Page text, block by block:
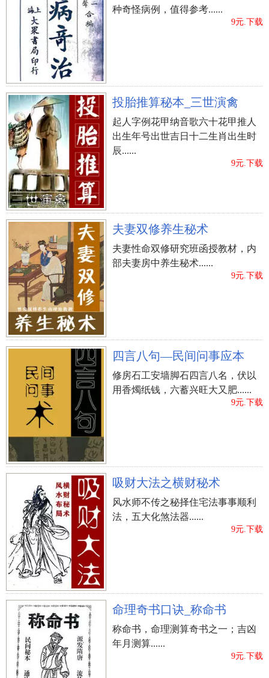
种奇怪病例，值得参考......
9元.下载
投胎推算秘本_三世演禽
起人字例花甲纳音歌六十花甲推人
出生年号出世吉日十二生肖出生时
辰......
9元.下载
夫妻双修养生秘术
夫妻性命双修研究班函授教材，内
部夫妻房中养生秘术......
9元.下载
四言八句—民间问事应本
修房石工安墙脚石四言八名，伏以
用香燭纸钱，六蓄兴旺大又肥......
9元.下载
吸财大法之横财秘术
风水师不传之秘择住宅法事事顺利
法，五大化煞法器......
9元.下载
命理奇书口诀_称命书
称命书，命理测算奇书之一；吉凶
年月测算......
9元.下载